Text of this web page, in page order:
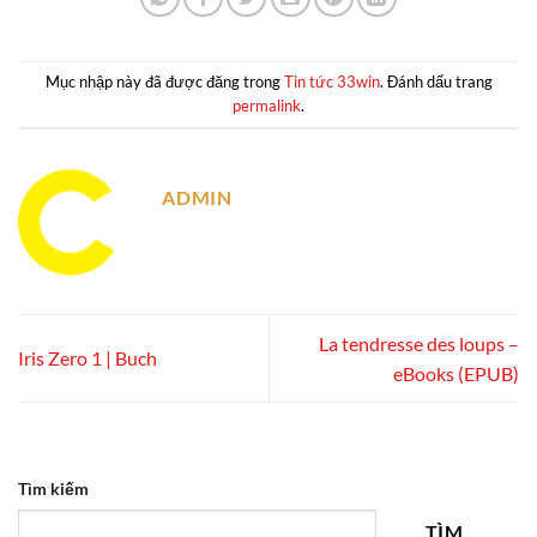
Mục nhập này đã được đăng trongTin tức 33win. Đánh dấu trang
permalink.
ADMIN
Iris Zero 1 | Buch
La tendresse des loups –
eBooks (EPUB)
Tìm kiếm
TÌM